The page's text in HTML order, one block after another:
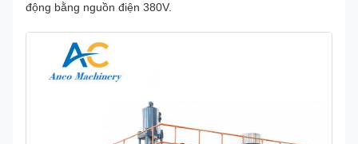
động bằng nguồn điện 380V.